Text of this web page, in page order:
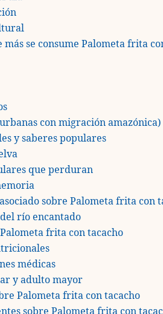
se consume Palometa frita
con migración amazónica)
y saberes populares
que perduran
sobre Palometa frita con
río encantado
frita con tacacho
médicas
y adulto mayor
Palometa frita con tacacho
sobre Palometa frita con